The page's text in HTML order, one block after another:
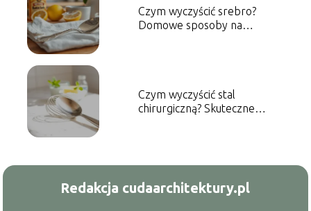
Czym wyczyścić srebro?
Domowe sposoby na
Czym wyczyścić stal
chirurgiczną? Skuteczne
Redakcja cudaarchitektury.pl